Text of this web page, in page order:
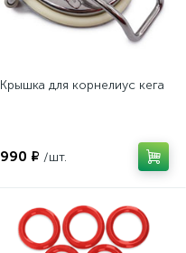
Крышка для корнелиус кега
990 ₽ /шт.